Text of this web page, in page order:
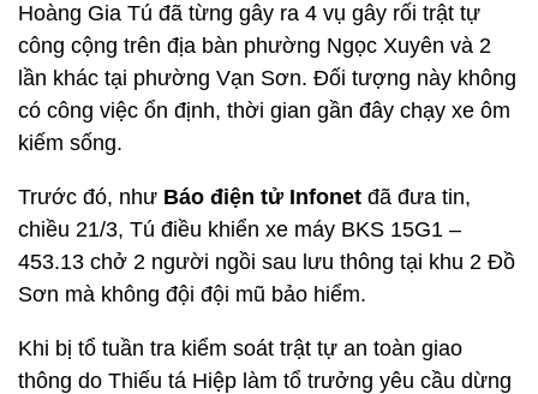
Hoàng Gia Tú đã từng gây ra 4 vụ gây rối trật tự
công cộng trên địa bàn phường Ngọc Xuyên và 2
lần khác tại phường Vạn Sơn. Đối tượng này không
có công việc ổn định, thời gian gần đây chạy xe ôm
kiếm sống.
Trước đó, như Báo điện tử Infonet đã đưa tin,
chiều 21/3, Tú điều khiển xe máy BKS 15G1 –
453.13 chở 2 người ngồi sau lưu thông tại khu 2 Đồ
Sơn mà không đội đội mũ bảo hiểm.
Khi bị tổ tuần tra kiểm soát trật tự an toàn giao
thông do Thiếu tá Hiệp làm tổ trưởng yêu cầu dừng